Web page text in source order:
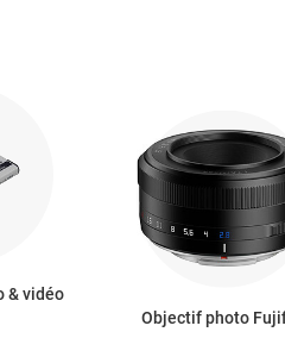
& vidéo
Objectif photo